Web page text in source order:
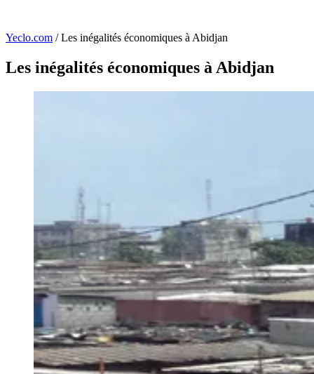
Yeclo.com / Les inégalités économiques à Abidjan
Les inégalités économiques à Abidjan